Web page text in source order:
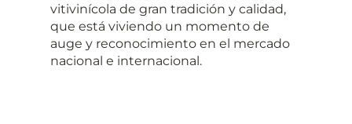
vitivinícola de gran tradición y calidad,
que está viviendo un momento de
auge y reconocimiento en el mercado
nacional e internacional.